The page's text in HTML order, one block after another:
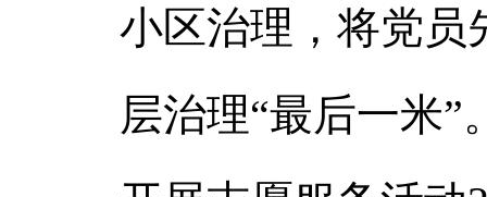
小区治理，将党员
层治理“最后一米